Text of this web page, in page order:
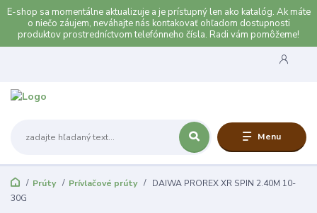
E-shop sa momentálne aktualizuje a je prístupný len ako katalóg. Ak máte
o niečo záujem, neváhajte nás kontakovať ohľadom dostupnosti
produktov prostredníctvom telefónneho čísla. Radi vám pomôžeme!
Menu
Prúty Prívlačové prúty
DAIWA PROREX XR SPIN 2.40M 10-
30G